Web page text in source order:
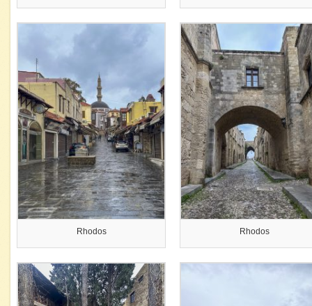
Rhodos Rhodos